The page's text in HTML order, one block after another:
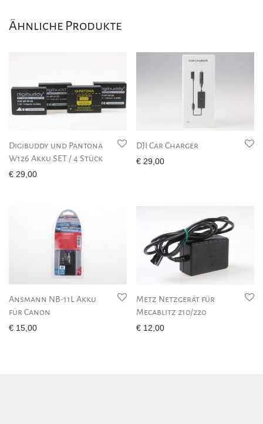
Ähnliche Produkte
Digibuddy und Pantona
W126 Akku SET / 4 Stück
€ 29,00
DJI Car Charger
€ 29,00
Ansmann NB-11L Akku
für Canon
€ 15,00
Metz Netzgerät für
Mecablitz 210/220
€ 12,00